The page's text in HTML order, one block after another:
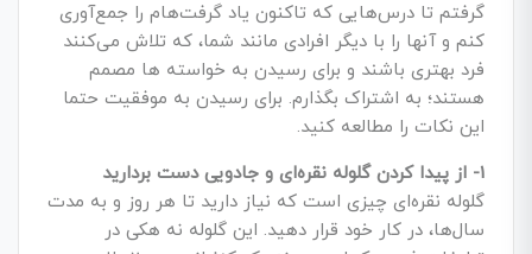
گرفتم تا درس­‌هایی که تاکنون یاد گرفت‌ه­ام را جمع­‌آوری
کنم و آنها را با دیگر افرادی مانند شما، که تلاش می­‌کنند
فرد بهتری باشند و برای رسیدن به خواسته ها مصمم
هستند؛ به اشتراک بگذارم. برای رسیدن به موفقیت حتما
این نکات را مطالعه کنید.
1- از پیدا کردن گلوله نقره‌­ای و جادویی دست بردارید
گلوله نقره‌­ای چیزی است که نیاز دارید تا هر روز و به مدت
سال­‌ها، در کار خود قرار دهید. این گلوله نه هکی در